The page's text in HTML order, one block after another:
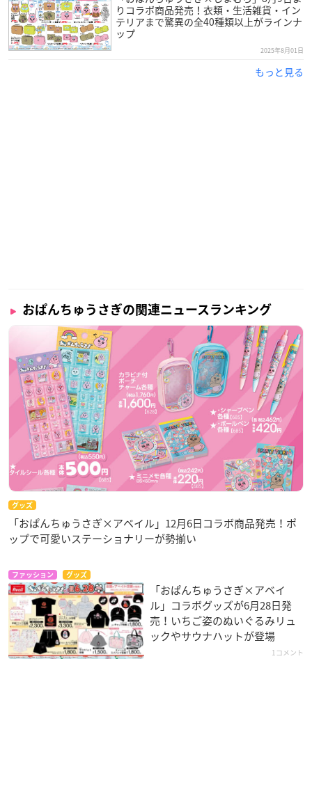
りコラボ商品発売！衣類・生活雑貨・イン
テリアまで驚異の全40種類以上がラインナ
ップ
2025年8月01日
もっと見る
おぱんちゅうさぎの関連ニュースランキング
グッズ
「おぱんちゅうさぎ×アベイル」12月6日コラボ商品発売！ポ
ップで可愛いステーショナリーが勢揃い
ファッション グッズ
「おぱんちゅうさぎ×アベイ
ル」コラボグッズが6月28日発
売！いちご姿のぬいぐるみリュ
ックやサウナハットが登場
1コメント